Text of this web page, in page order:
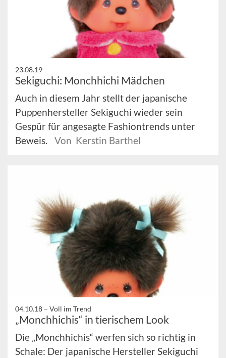
23.08.19
Sekiguchi: Monchhichi Mädchen
Auch in diesem Jahr stellt der japanische
Puppenhersteller Sekiguchi wieder sein
Gespür für angesagte Fashiontrends unter
Beweis.
Von Kerstin Barthel
04.10.18 – Voll im Trend
„Monchhichis“ in tierischem Look
Die „Monchhichis“ werfen sich so richtig in
Schale: Der japanische Hersteller Sekiguchi